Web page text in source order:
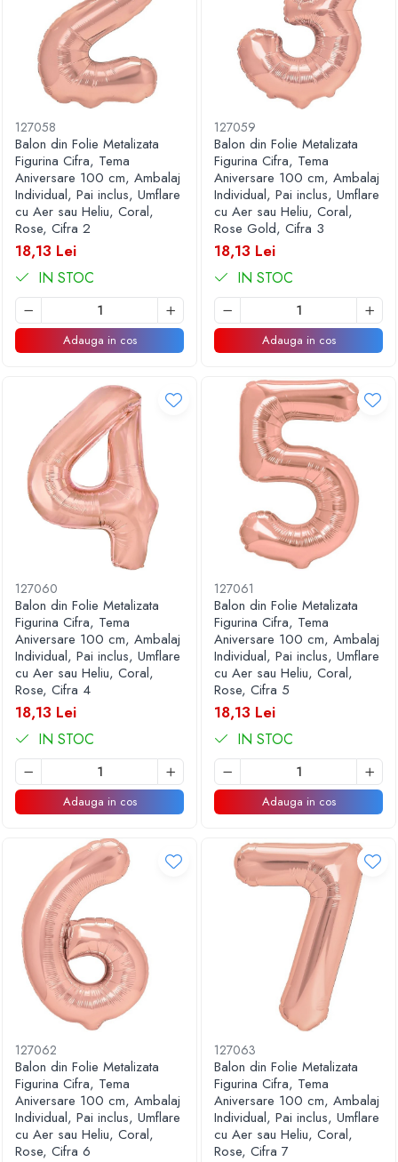
Articole pentru Iluminat
Corpuri de iluminat
Lampi de veghe
Articole si, Echipamente pentru
Transport şi Ridicat
Pelerine, Umbrele si Accesorii
Videoproiectoare
127058
Balon din Folie Metalizata
Figurina Cifra, Tema
Aniversare 100 cm, Ambalaj
Individual, Pai inclus, Umflare
cu Aer sau Heliu, Coral,
Rose, Cifra 2
18,13 Lei
IN STOC
Adauga in cos
127059
Balon din Folie Metalizata
Figurina Cifra, Tema
Aniversare 100 cm, Ambalaj
Individual, Pai inclus, Umflare
cu Aer sau Heliu, Coral,
Rose Gold, Cifra 3
18,13 Lei
IN STOC
Adauga in cos
127060
Balon din Folie Metalizata
Figurina Cifra, Tema
Aniversare 100 cm, Ambalaj
Individual, Pai inclus, Umflare
cu Aer sau Heliu, Coral,
Rose, Cifra 4
18,13 Lei
IN STOC
Adauga in cos
127061
Balon din Folie Metalizata
Figurina Cifra, Tema
Aniversare 100 cm, Ambalaj
Individual, Pai inclus, Umflare
cu Aer sau Heliu, Coral,
Rose, Cifra 5
18,13 Lei
IN STOC
Adauga in cos
127062
Balon din Folie Metalizata
Figurina Cifra, Tema
Aniversare 100 cm, Ambalaj
Individual, Pai inclus, Umflare
cu Aer sau Heliu, Coral,
Rose, Cifra 6
127063
Balon din Folie Metalizata
Figurina Cifra, Tema
Aniversare 100 cm, Ambalaj
Individual, Pai inclus, Umflare
cu Aer sau Heliu, Coral,
Rose, Cifra 7